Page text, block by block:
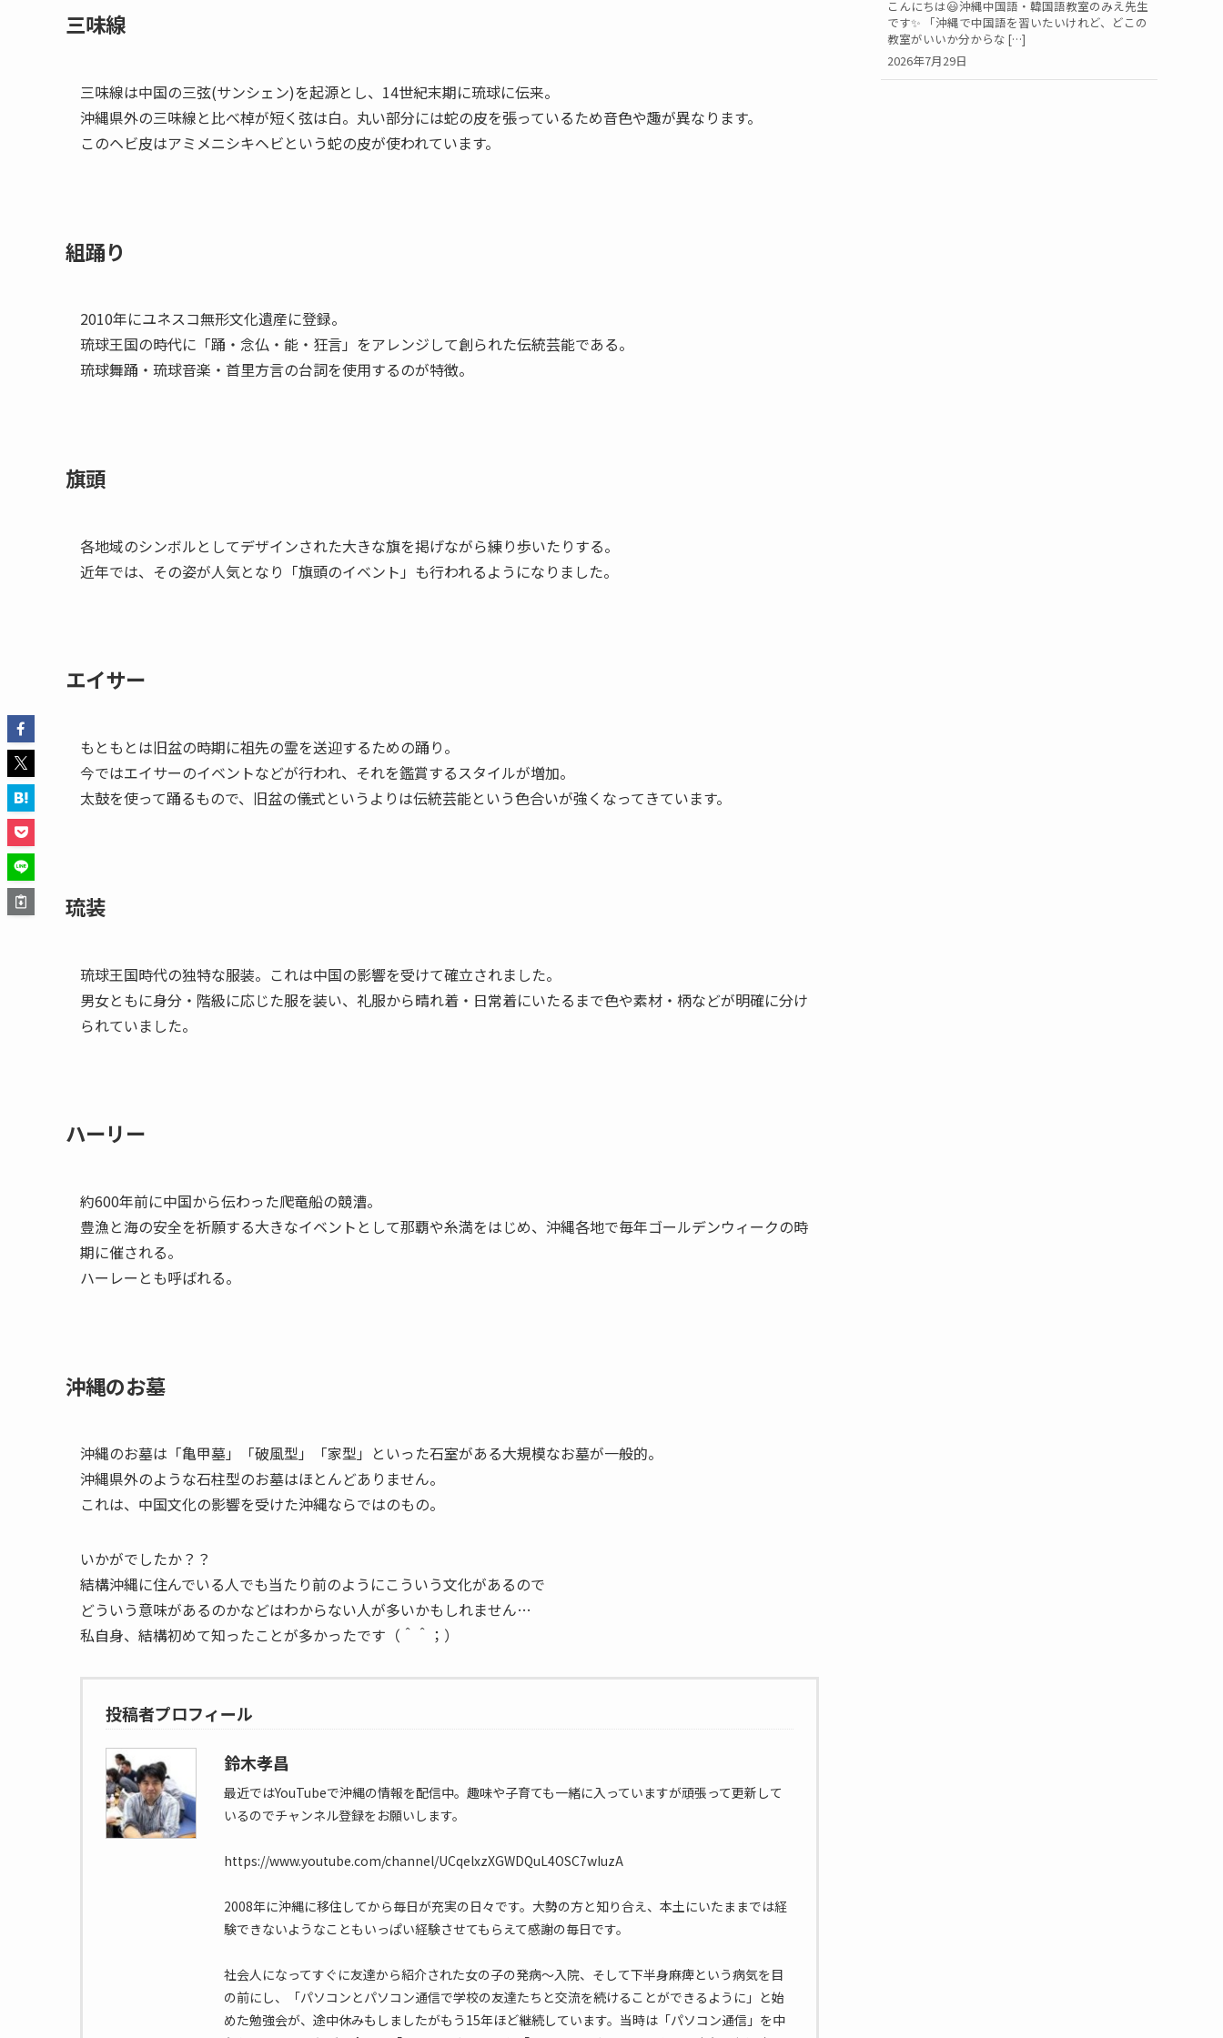
三味線
三味線は中国の三弦(サンシェン)を起源とし、14世紀末期に琉球に伝来。
沖縄県外の三味線と比べ棹が短く弦は白。丸い部分には蛇の皮を張っているため音色や趣が異なります。
このヘビ皮はアミメニシキヘビという蛇の皮が使われています。
組踊り
2010年にユネスコ無形文化遺産に登録。
琉球王国の時代に「踊・念仏・能・狂言」をアレンジして創られた伝統芸能である。
琉球舞踊・琉球音楽・首里方言の台詞を使用するのが特徴。
旗頭
各地域のシンボルとしてデザインされた大きな旗を掲げながら練り歩いたりする。
近年では、その姿が人気となり「旗頭のイベント」も行われるようになりました。
エイサー
もともとは旧盆の時期に祖先の霊を送迎するための踊り。
今ではエイサーのイベントなどが行われ、それを鑑賞するスタイルが増加。
太鼓を使って踊るもので、旧盆の儀式というよりは伝統芸能という色合いが強くなってきています。
琉装
琉球王国時代の独特な服装。これは中国の影響を受けて確立されました。
男女ともに身分・階級に応じた服を装い、礼服から晴れ着・日常着にいたるまで色や素材・柄などが明確に分け
られていました。
ハーリー
約600年前に中国から伝わった爬竜船の競漕。
豊漁と海の安全を祈願する大きなイベントとして那覇や糸満をはじめ、沖縄各地で毎年ゴールデンウィークの時
期に催される。
ハーレーとも呼ばれる。
沖縄のお墓
沖縄のお墓は「亀甲墓」「破風型」「家型」といった石室がある大規模なお墓が一般的。
沖縄県外のような石柱型のお墓はほとんどありません。
これは、中国文化の影響を受けた沖縄ならではのもの。
いかがでしたか？？
結構沖縄に住んでいる人でも当たり前のようにこういう文化があるので
どういう意味があるのかなどはわからない人が多いかもしれません…
私自身、結構初めて知ったことが多かったです（＾＾；）
投稿者プロフィール
鈴木孝昌
最近ではYouTubeで沖縄の情報を配信中。趣味や子育ても一緒に入っていますが頑張って更新して
いるのでチャンネル登録をお願いします。
https://www.youtube.com/channel/UCqelxzXGWDQuL4OSC7wIuzA
2008年に沖縄に移住してから毎日が充実の日々です。大勢の方と知り合え、本土にいたままでは経
験できないようなこともいっぱい経験させてもらえて感謝の毎日です。
社会人になってすぐに友達から紹介された女の子の発病〜入院、そして下半身麻痺という病気を目
の前にし、「パソコンとパソコン通信で学校の友達たちと交流を続けることができるように」と始
めた勉強会が、途中休みもしましたがもう15年ほど継続しています。当時は「パソコン通信」を中
2026年7月29日
こんにちは😃沖縄中国語・韓国語教室のみえ先生
です✨ 「沖縄で中国語を習いたいけれど、どこの
教室がいいか分からな […]